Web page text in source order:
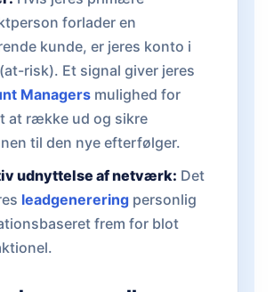
forlader en
kunde, er jeres konto i
risk). Et signal giver jeres
Managersmulighed for
at række ud og sikre
til den nye efterfølger.
udnyttelse af netværk: Det
leadgenereringpersonlig
frem for blot